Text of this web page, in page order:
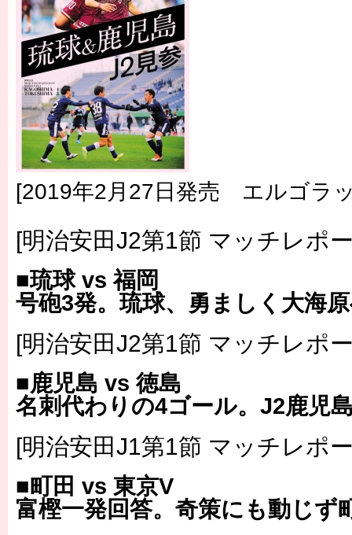
[2019年2月27日発売 エルゴラ
[明治安田J2第1節 マッチレポ
■琉球 vs 福岡
号砲3発。琉球、勇ましく大海
[明治安田J2第1節 マッチレポ
■鹿児島 vs 徳島
名刺代わりの4ゴール。J2鹿児
[明治安田J1第1節 マッチレポ
■町田 vs 東京V
富樫一発回答。奇策にも動じず